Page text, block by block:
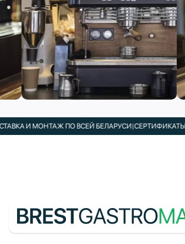
И МОНТАЖ ПО ВСЕЙ БЕЛАРУСИ|СЕРТИФИКАТЫ И